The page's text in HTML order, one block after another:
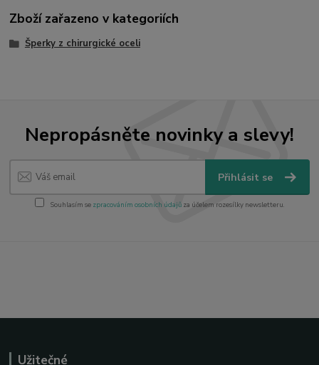
Zboží zařazeno v kategoriích
Šperky z chirurgické oceli
Nepropásněte novinky a slevy!
Přihlásit se
Souhlasím se zpracováním osobních údajůza účelem rozesílky newsletteru.
Užitečné